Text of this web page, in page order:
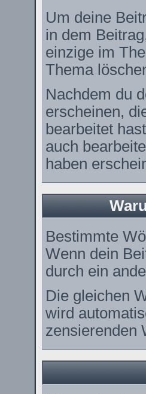
Um deine
in dem
einzige im
Thema
Nachdem du
erscheinen,
bearbeitet
auch
haben
Bestimmte
Wenn dein
durch ein
Die gleichen
wird
zensierenden